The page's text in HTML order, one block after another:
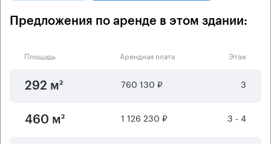
Предложения по аренде в этом здании:
Площадь Арендная плата Этаж
292 м² 760 130 ₽ 3
460 м² 1 126 230 ₽ 3 - 4